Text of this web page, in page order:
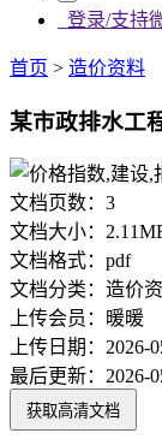
登录/支持
首页 > 造价资料
某市政排水工
文档页数： 3
文档大小：
文档格式： pdf
文档分类： 造价
上传会员： 暖暖
上传日期： 2026-
最后更新： 2026-
获取高清文档